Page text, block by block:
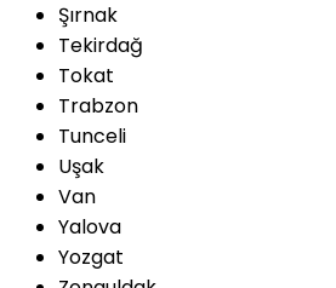
Şırnak
Tekirdağ
Tokat
Trabzon
Tunceli
Uşak
Van
Yalova
Yozgat